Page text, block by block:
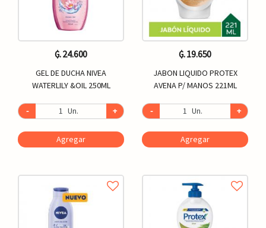
₲. 24.600
GEL DE DUCHA NIVEA
WATERLILY &OIL 250ML
- Un. +
Agregar
₲. 19.650
JABON LIQUIDO PROTEX
AVENA P/ MANOS 221ML
- Un. +
Agregar